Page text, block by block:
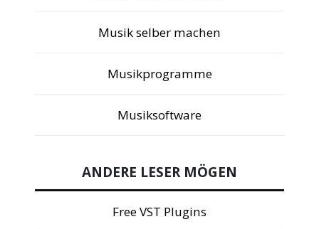
Musik selber machen
Musikprogramme
Musiksoftware
ANDERE LESER MÖGEN
Free VST Plugins